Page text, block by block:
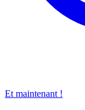
Et maintenant !